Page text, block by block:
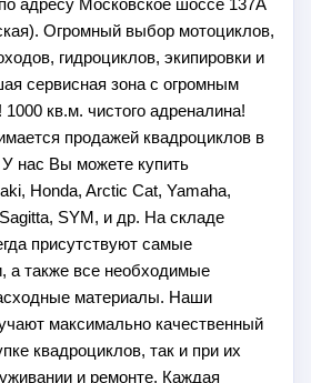
адресу Московское шоссе 137А
Огромный выбор мотоциклов,
гидроциклов, экипировки и
сервисная зона с огромным
кв.м. чистого адреналина!
продажей квадроциклов в
нас Вы можете купить
Honda, Arctic Cat, Yamaha,
SYM, и др. На складе
присутствуют самые
а также все необходимые
материалы. Наши
максимально качественный
квадроциклов, так и при их
и ремонте. Каждая